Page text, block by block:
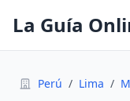
La Guía
Perú / Lima /